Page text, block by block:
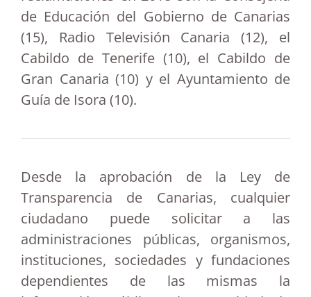
de Educación del Gobierno de Canarias
(15), Radio Televisión Canaria (12), el
Cabildo de Tenerife (10), el Cabildo de
Gran Canaria (10) y el Ayuntamiento de
Guía de Isora (10).
Desde la aprobación de la Ley de
Transparencia de Canarias, cualquier
ciudadano puede solicitar a las
administraciones públicas, organismos,
instituciones, sociedades y fundaciones
dependientes de las mismas la